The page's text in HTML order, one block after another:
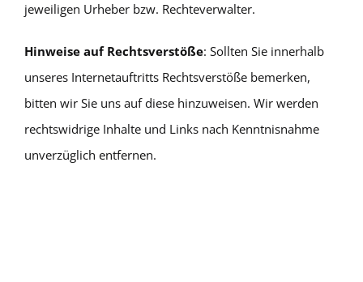
jeweiligen Urheber bzw. Rechteverwalter.
Hinweise auf Rechtsverstöße: Sollten Sie innerhalb
unseres Internetauftritts Rechtsverstöße bemerken,
bitten wir Sie uns auf diese hinzuweisen. Wir werden
rechtswidrige Inhalte und Links nach Kenntnisnahme
unverzüglich entfernen.